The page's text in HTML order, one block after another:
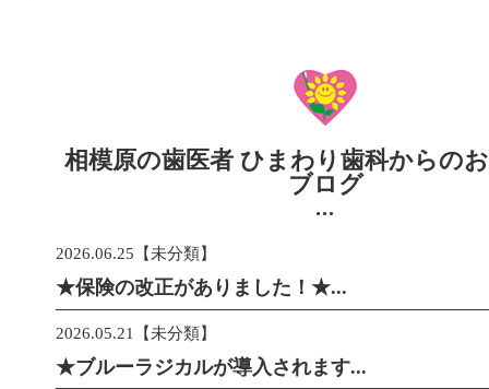
相模原の歯医者 ひまわり歯科からの
ブログ
2026.06.25【未分類】
★保険の改正がありました！★...
2026.05.21【未分類】
★ブルーラジカルが導入されます...